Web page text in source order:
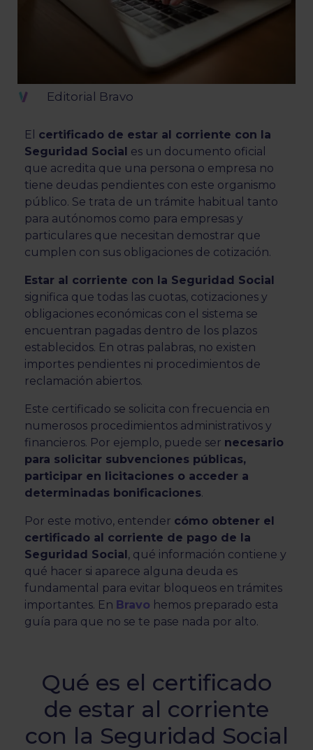
Editorial Bravo
El certificado de estar al corriente con la
Seguridad Social es un documento oficial
que acredita que una persona o empresa no
tiene deudas pendientes con este organismo
público. Se trata de un trámite habitual tanto
para autónomos como para empresas y
particulares que necesitan demostrar que
cumplen con sus obligaciones de cotización.
Estar al corriente con la Seguridad Social
significa que todas las cuotas, cotizaciones y
obligaciones económicas con el sistema se
encuentran pagadas dentro de los plazos
establecidos. En otras palabras, no existen
importes pendientes ni procedimientos de
reclamación abiertos.
Este certificado se solicita con frecuencia en
numerosos procedimientos administrativos y
financieros. Por ejemplo, puede ser necesario
para solicitar subvenciones públicas,
participar en licitaciones o acceder a
determinadas bonificaciones.
Por este motivo, entender cómo obtener el
certificado al corriente de pago de la
Seguridad Social, qué información contiene y
qué hacer si aparece alguna deuda es
fundamental para evitar bloqueos en trámites
importantes. En Bravo hemos preparado esta
guía para que no se te pase nada por alto.
Qué es el certificado
de estar al corriente
con la Seguridad Social